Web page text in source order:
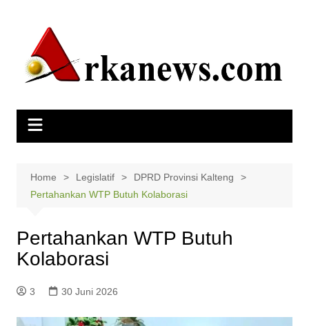
Home Legislatif
DPRD Provinsi Kalteng
Pertahankan WTP Butuh Kolaborasi
Pertahankan WTP Butuh
Kolaborasi
3 30 Juni 2026